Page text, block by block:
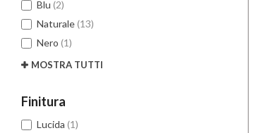
Blu (2)
Naturale(13)
Nero (1)
MOSTRA TUTTI
Finitura
Lucida (1)